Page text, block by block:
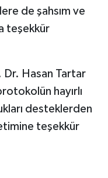
de şahsım ve
teşekkür
Dr. Hasan Tartar
hayırlı
desteklerden
teşekkür